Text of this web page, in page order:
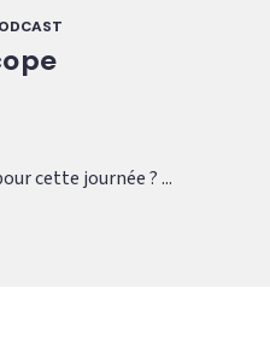
cette journée ? ...